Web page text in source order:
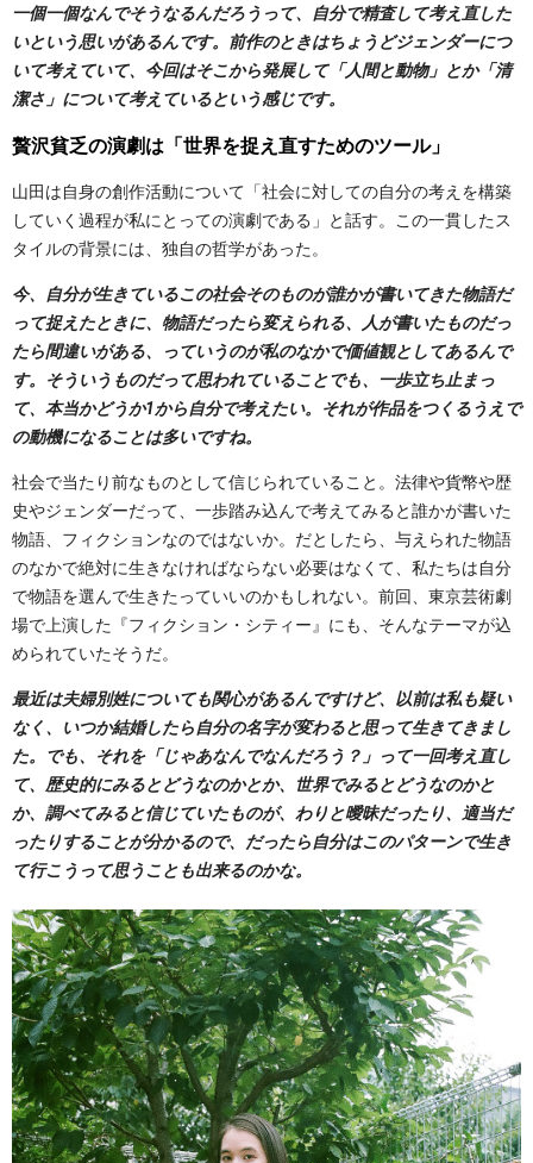
一個一個なんでそうなるんだろうって、自分で精査して考え直した
いという思いがあるんです。前作のときはちょうどジェンダーにつ
いて考えていて、今回はそこから発展して「人間と動物」とか「清
潔さ」について考えているという感じです。
贅沢貧乏の演劇は「世界を捉え直すためのツール」
山田は自身の創作活動について「社会に対しての自分の考えを構築
していく過程が私にとっての演劇である」と話す。この一貫したス
タイルの背景には、独自の哲学があった。
今、自分が生きているこの社会そのものが誰かが書いてきた物語だ
って捉えたときに、物語だったら変えられる、人が書いたものだっ
たら間違いがある、っていうのが私のなかで価値観としてあるんで
す。そういうものだって思われていることでも、一歩立ち止まっ
て、本当かどうか1から自分で考えたい。それが作品をつくるうえで
の動機になることは多いですね。
社会で当たり前なものとして信じられていること。法律や貨幣や歴
史やジェンダーだって、一歩踏み込んで考えてみると誰かが書いた
物語、フィクションなのではないか。だとしたら、与えられた物語
のなかで絶対に生きなければならない必要はなくて、私たちは自分
で物語を選んで生きたっていいのかもしれない。前回、東京芸術劇
場で上演した『フィクション・シティー』にも、そんなテーマが込
められていたそうだ。
最近は夫婦別姓についても関心があるんですけど、以前は私も疑い
なく、いつか結婚したら自分の名字が変わると思って生きてきまし
た。でも、それを「じゃあなんでなんだろう？」って一回考え直し
て、歴史的にみるとどうなのかとか、世界でみるとどうなのかと
か、調べてみると信じていたものが、わりと曖昧だったり、適当だ
ったりすることが分かるので、だったら自分はこのパターンで生き
て行こうって思うことも出来るのかな。